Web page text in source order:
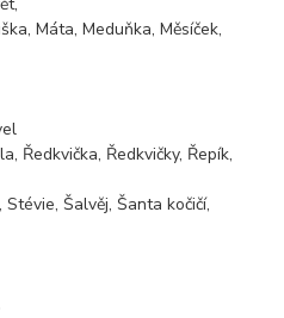
Máta, Meduňka, Měsíček,
Ředkvička, Ředkvičky, Řepík,
Šalvěj, Šanta kočičí,